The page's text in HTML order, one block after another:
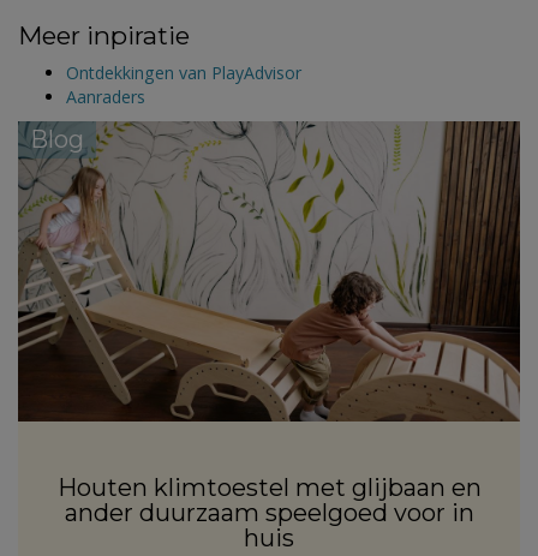
Meer inpiratie
Ontdekkingen van PlayAdvisor
Aanraders
Blog
Houten klimtoestel met glijbaan en
ander duurzaam speelgoed voor in
huis